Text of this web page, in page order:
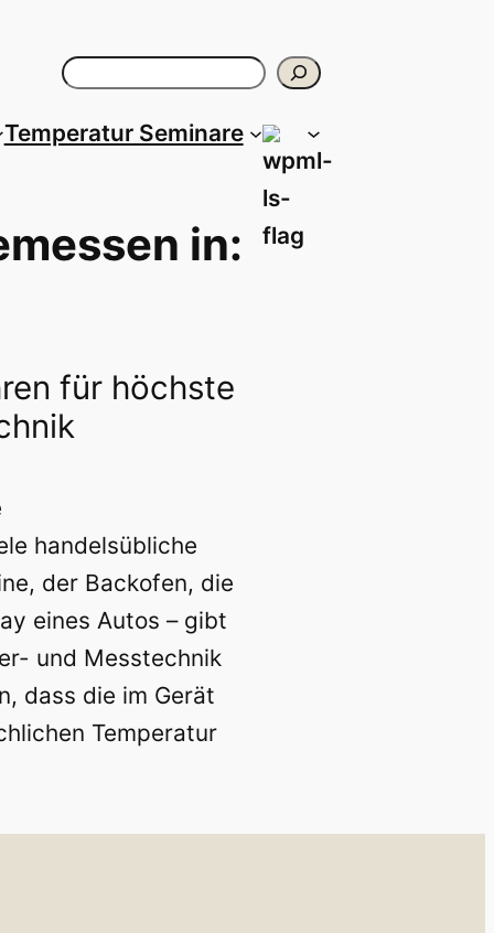
Suchen
Temperatur Seminare
in:
für höchste
handelsübliche
der Backofen, die
eines Autos – gibt
und Messtechnik
dass die im Gerät
Temperatur